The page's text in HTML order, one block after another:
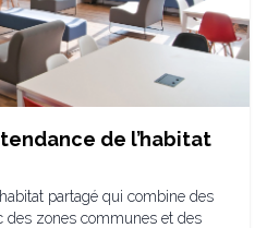
de l’habitat
partagé qui combine des
des zones communes et des